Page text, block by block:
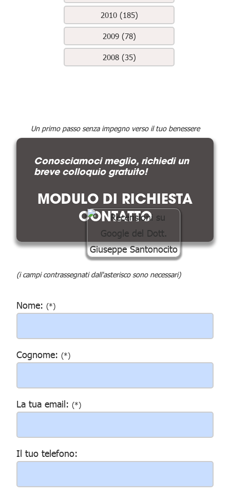
2010 (185)
2009 (78)
2008 (35)
Un primo passo senza impegno verso il tuo benessere
Conosciamoci meglio, richiedi un
breve colloquio gratuito!
MODULO DI RICHIESTA
CONTATTO
(i campi contrassegnati dall'asterisco sono necessari)
Nome: (*)
Cognome: (*)
La tua email: (*)
Il tuo telefono: